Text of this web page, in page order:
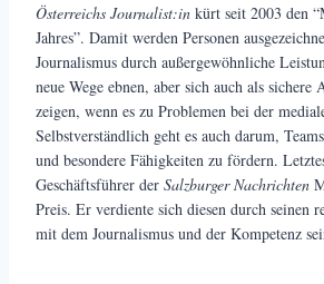
Österreichs Journalist:in kürt seit 2003 den
Jahres”. Damit werden Personen
Journalismus durch außergewöhnliche
neue Wege ebnen, aber sich auch als sichere
zeigen, wenn es zu Problemen bei der
Selbstverständlich geht es auch darum,
und besondere Fähigkeiten zu fördern.
Geschäftsführer der Salzburger Nachrichten
Preis. Er verdiente sich diesen durch seinen
mit dem Journalismus und der Kompetenz